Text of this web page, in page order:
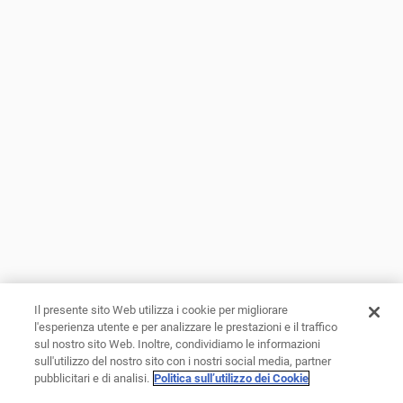
Il presente sito Web utilizza i cookie per migliorare
l'esperienza utente e per analizzare le prestazioni e il traffico
sul nostro sito Web. Inoltre, condividiamo le informazioni
sull'utilizzo del nostro sito con i nostri social media, partner
pubblicitari e di analisi. Politica sull’utilizzo dei Cookie